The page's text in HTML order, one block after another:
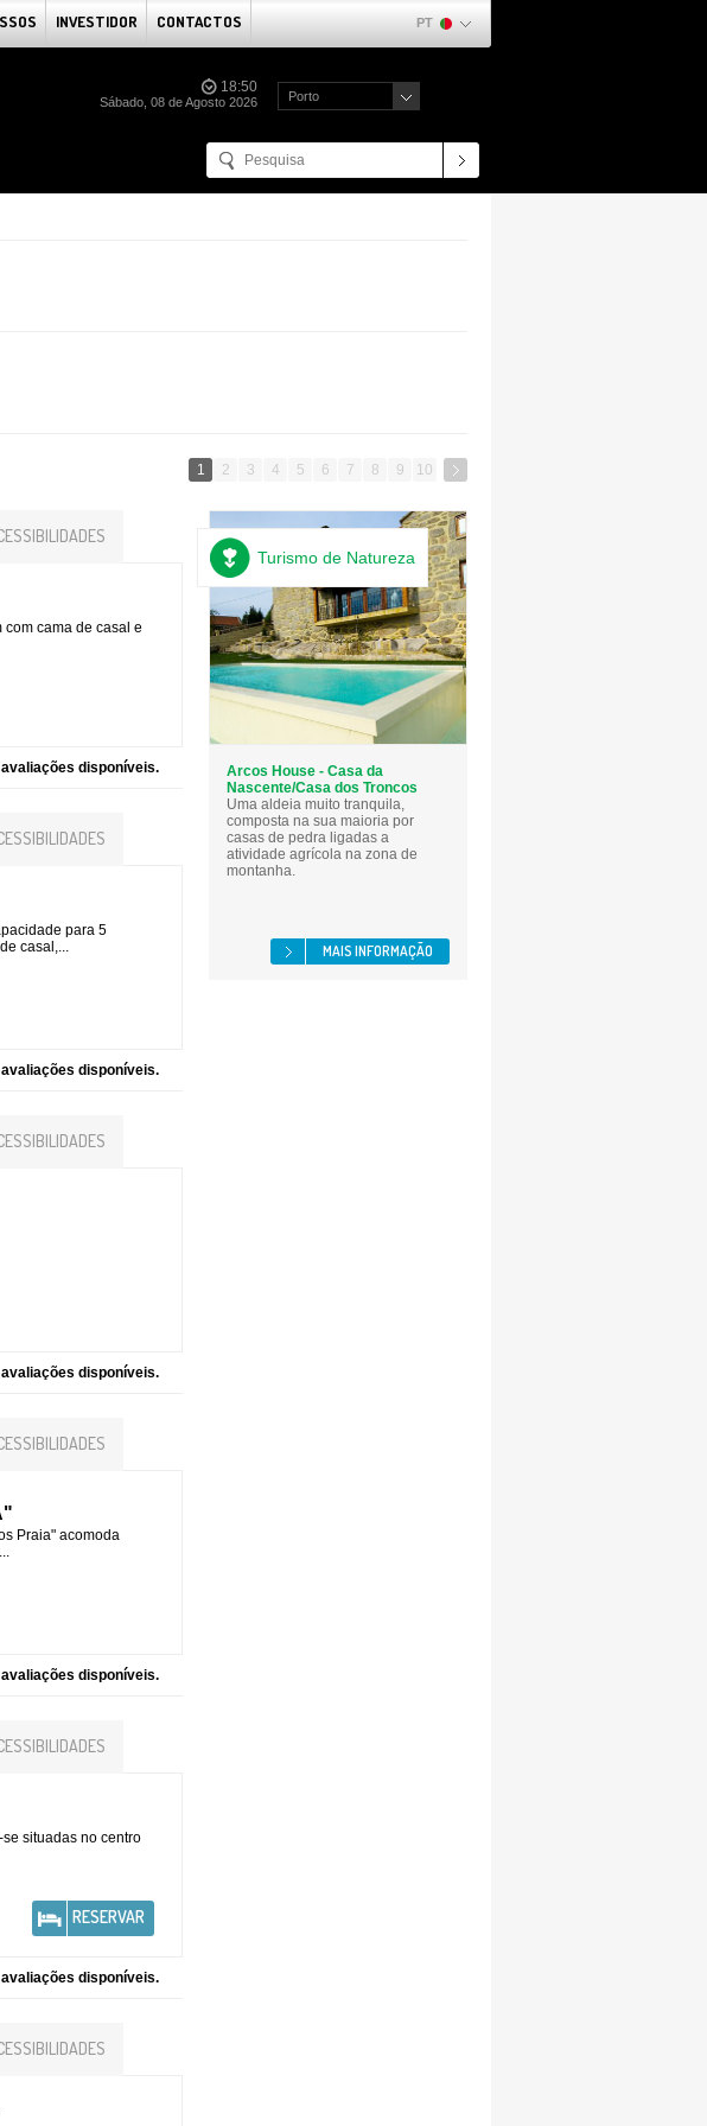
INVESTIDOR CONTACTOS PT
18:51
Sábado, 08 de Agosto 2026 Porto
1 2 3 4 5 6 7 8 9 10
com cama de casal e
disponíveis.
para 5
casal,...
disponíveis.
disponíveis.
Praia" acomoda
disponíveis.
situadas no centro
RESERVAR
disponíveis.
Turismo de Natureza
Arcos House - Casa da
Nascente/Casa dos Troncos
Uma aldeia muito tranquila,
composta na sua maioria por
casas de pedra ligadas a
atividade agrícola na zona de
montanha.
MAIS INFORMAÇÃO